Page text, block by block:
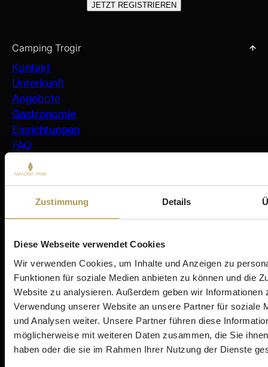
Zustimmung Details
Diese Webseite verwendet Cookies
Wir verwenden Cookies, um Inhalte und Anzeigen zu
Funktionen für soziale Medien anbieten zu können und die
Website zu analysieren. Außerdem geben wir Informationen
Verwendung unserer Website an unsere Partner für soziale
und Analysen weiter. Unsere Partner führen diese
möglicherweise mit weiteren Daten zusammen, die Sie
haben oder die sie im Rahmen Ihrer Nutzung der Dienste
JETZT REGISTRIEREN
Camping Trogir
Kontakt
Unterkunft
Angebote
Gastronomie
Einrichtungen
FAQ
Virtuelle Tour
Unternehmensinformationen
Aufenthalt
Amadria Park Beach Hotel Jure
Amadria Park Kids Hotel Andrija
Amadria Park Family Hotel Jakov
Amadria Park Beach Hotel Niko
Amadria Park Camping Šibenik
Zagreb